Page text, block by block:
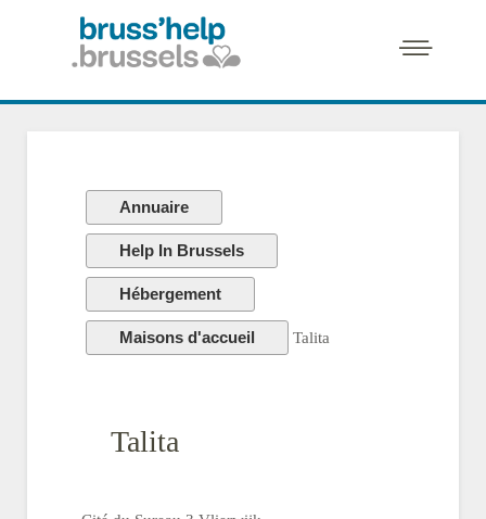
Annuaire
Help In Brussels
Hébergement
Maisons d'accueil Talita
Talita